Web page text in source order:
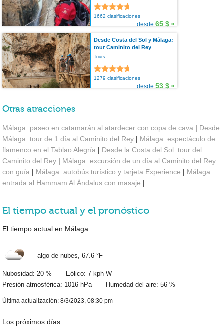
1662 clasificaciones
desde65 $»
Desde Costa del Sol y Málaga:
tour Caminito del Rey
Tours
1279 clasificaciones
desde53 $»
Otras atracciones
Málaga: paseo en catamarán al atardecer con copa de cava | Desde
Málaga: tour de 1 día al Caminito del Rey | Málaga: espectáculo de
flamenco en el Tablao Alegría | Desde la Costa del Sol: tour del
Caminito del Rey | Málaga: excursión de un día al Caminito del Rey
con guía | Málaga: autobús turístico y tarjeta Experience | Málaga:
entrada al Hammam Al Ándalus con masaje |
El tiempo actual y el pronóstico
El tiempo actual en Málaga
algo de nubes, 67.6 °F
Nubosidad: 20 % Eólico: 7 kph W
Presión atmosférica: 1016 hPa Humedad del aire: 56 %
Última actualización: 8/3/2023, 08:30 pm
Los próximos días …